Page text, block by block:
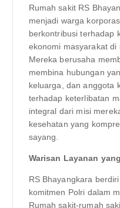
Rumah sakit RS
menjadi warga
berkontribusi terhadap
ekonomi masyarakat di
Mereka berusaha
membina hubungan
keluarga, dan anggota
terhadap keterlibatan
integral dari misi
kesehatan yang
sayang.
Warisan Layanan
RS Bhayangkara
komitmen Polri dalam
Rumah sakit-rumah